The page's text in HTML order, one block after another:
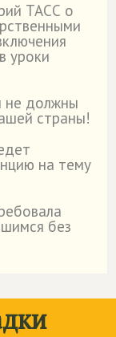
ТАСС о
уроки
не должны
страны!
на тему
без